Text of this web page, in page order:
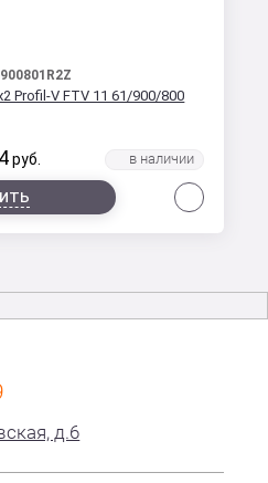
Profil-V FTV 11 61/900/800
руб.
д.6